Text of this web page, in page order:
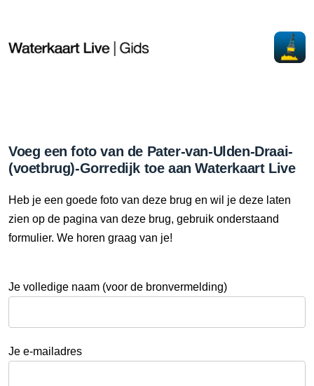
Voeg een foto van de Pater-van-Ulden-Draai-
(voetbrug)-Gorredijk toe aan Waterkaart Live
Heb je een goede foto van deze brug en wil je deze laten
zien op de pagina van deze brug, gebruik onderstaand
formulier. We horen graag van je!
Je volledige naam (voor de bronvermelding)
Je e-mailadres